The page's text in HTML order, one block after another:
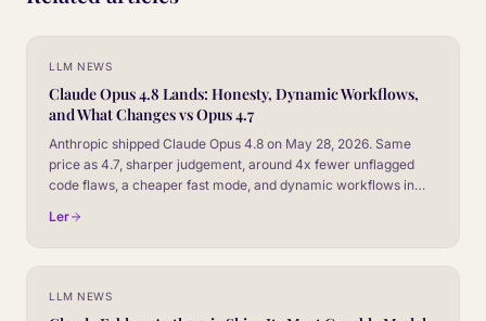
LLM NEWS
Claude Opus 4.8 Lands: Honesty, Dynamic Workflows,
and What Changes vs Opus 4.7
Anthropic shipped Claude Opus 4.8 on May 28, 2026. Same
price as 4.7, sharper judgement, around 4x fewer unflagged
code flaws, a cheaper fast mode, and dynamic workflows in
Ler
LLM NEWS